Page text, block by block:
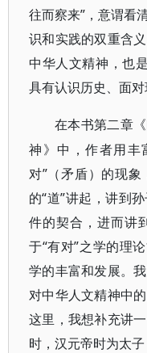
往而察来”，意谓看
识和实践的双重含
中华人文精神，也
具有认识历史、面对
在本书第二章
神》中，作者用丰
对”（矛盾）的现
的“道”讲起，讲到
件的契合，进而讲
于“有对”之学的理
学的丰富和发展。
对中华人文精神中
这里，我想补充讲
时，汉元帝时为太